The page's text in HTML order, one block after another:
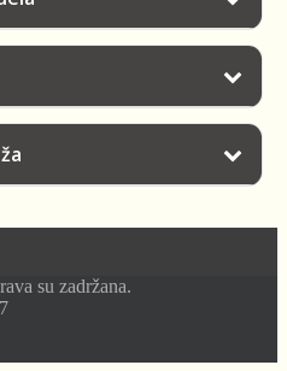
su zadržana.